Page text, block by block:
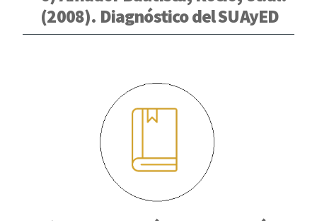
(2008). Diagnóstico del SUAyED